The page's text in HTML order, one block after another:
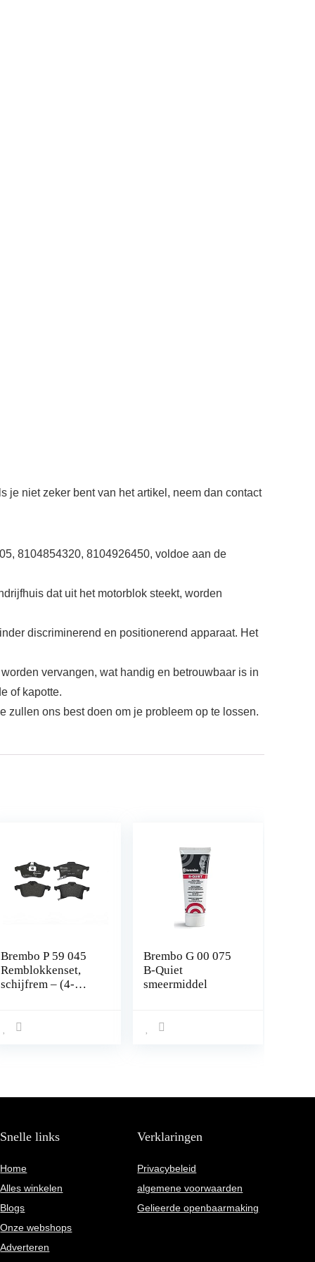
je niet zeker bent van het artikel, neem dan contact
8104854320, 8104926450, voldoe aan de
dat uit het motorblok steekt, worden
discriminerend en positionerend apparaat. Het
vervangen, wat handig en betrouwbaar is in
of kapotte.
zullen ons best doen om je probleem op te lossen.
Brembo P 59 045
Remblokkenset,
schijfrem – (4-
Brembo G 00 075
B-Quiet
smeermiddel
Snelle links
Home
Alles winkelen
Blogs
Onze webshops
Adverteren
Verklaringen
Privacybeleid
algemene voorwaarden
Gelieerde openbaarmaking